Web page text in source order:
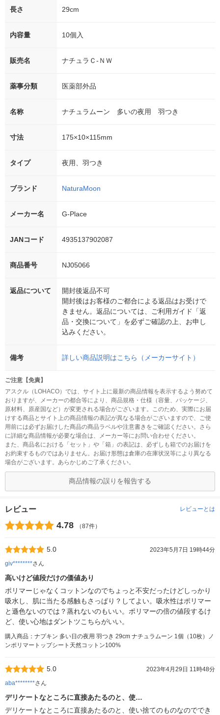
長さ 29cm
内容量 10個入
販売名 ナチュラＣ-ＮＷ
薬事分類 医薬部外品
名称 ナチュラムーン 多いの夜用 羽つき
寸法 175×10×115mm
タイプ 夜用、羽つき
ブランド NaturaMoon
メーカー名 G-Place
JANコード 4935137902087
商品番号 NJ05066
返品について
開封後返品不可
開封後はお客様のご都合による返品はお受けで
きません。返品については、ご利用ガイド「返
品・交換について」を必ずご確認の上、お申し
込みください。
備考 詳しい商品説明はこちら（メーカーサイト）
ご注意【免責】
アスクル（LOHACO）では、サイト上に最新の商品情報を表示するよう努めて
おりますが、メーカーの都合等により、商品規格・仕様（容量、パッケージ、
原材料、原産国など）が変更される場合がございます。このため、実際にお届
けする商品とサイト上の商品情報の表記が異なる場合がございますので、ご使
用前には必ずお届けした商品の商品ラベルや注意書きをご確認ください。さら
に詳細な商品情報が必要な場合は、メーカー等にお問い合わせください。
また、商品名における「セット」や「箱」の表記は、必ずしも箱でのお届けを
お約束するものではありません。お届け形態は倉庫の在庫状況等により異なる
場合がございます。あらかじめご了承ください。
商品情報の誤りを報告する
レビュー レビューとは
4.78 （87件）
5.0
2023年5月7日 19時44分
giv********さん
高いけど値段だけの価値あり
ポリマーじゃなくコットンなのでちょっと不安だったけどしっかり
吸水し、肌に当たる感触もさっぱり？してよい。吸水性はポリマー
と遜色ないのでは？蒸れないのもいい。ポリマーの倍の値段するけ
ど、使い心地はダントツこちらがいい。
購入商品：ナプキン 多い日の夜用 羽つき 29cm ナチュラムーン 1個（10枚）ノ
ンポリマートップシート天然コットン100%
5.0
2023年4月29日 11時48分
aba********さん
デリケートなところに直接あたるのと、使…
デリケートなところに直接あたるのと、使い捨てのものなのででき